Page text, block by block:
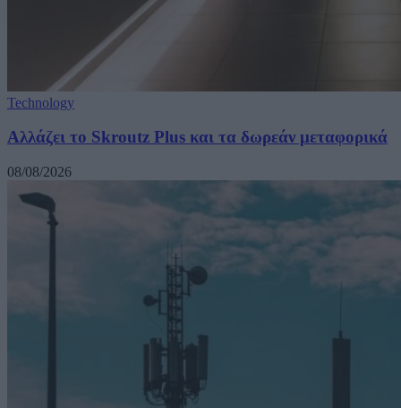
Technology
Αλλάζει το Skroutz Plus και τα δωρεάν μεταφορικά
08/08/2026